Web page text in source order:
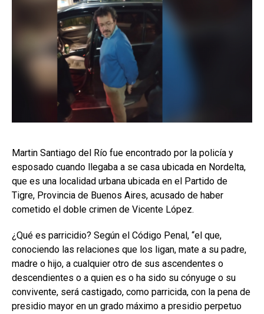
Martin Santiago del Río fue encontrado por la policía y
esposado cuando llegaba a se casa ubicada en Nordelta,
que es una localidad urbana ubicada en el Partido de
Tigre, Provincia de Buenos Aires, acusado de haber
cometido el doble crimen de Vicente López.
¿Qué es parricidio? Según el Código Penal, “el que,
conociendo las relaciones que los ligan, mate a su padre,
madre o hijo, a cualquier otro de sus ascendentes o
descendientes o a quien es o ha sido su cónyuge o su
convivente, será castigado, como parricida, con la pena de
presidio mayor en un grado máximo a presidio perpetuo